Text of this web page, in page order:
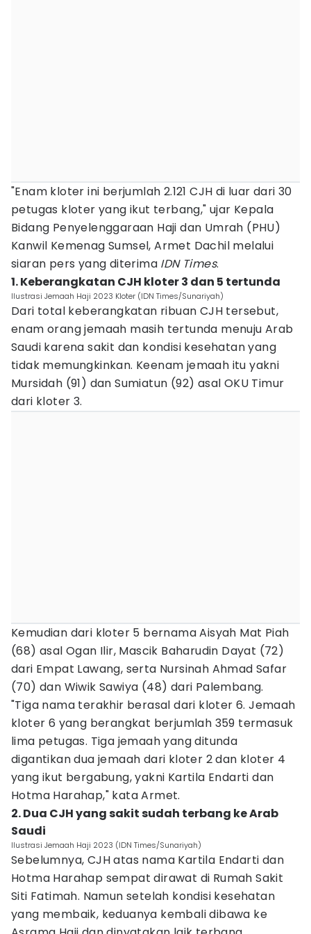
"Enam kloter ini berjumlah 2.121 CJH di luar dari 30
petugas kloter yang ikut terbang," ujar Kepala
Bidang Penyelenggaraan Haji dan Umrah (PHU)
Kanwil Kemenag Sumsel, Armet Dachil melalui
siaran pers yang diterima IDN Times.
1. Keberangkatan CJH kloter 3 dan 5 tertunda
Ilustrasi Jemaah Haji 2023 Kloter (IDN Times/Sunariyah)
Dari total keberangkatan ribuan CJH tersebut,
enam orang jemaah masih tertunda menuju Arab
Saudi karena sakit dan kondisi kesehatan yang
tidak memungkinkan. Keenam jemaah itu yakni
Mursidah (91) dan Sumiatun (92) asal OKU Timur
dari kloter 3.
Kemudian dari kloter 5 bernama Aisyah Mat Piah
(68) asal Ogan Ilir, Mascik Baharudin Dayat (72)
dari Empat Lawang, serta Nursinah Ahmad Safar
(70) dan Wiwik Sawiya (48) dari Palembang.
"Tiga nama terakhir berasal dari kloter 6. Jemaah
kloter 6 yang berangkat berjumlah 359 termasuk
lima petugas. Tiga jemaah yang ditunda
digantikan dua jemaah dari kloter 2 dan kloter 4
yang ikut bergabung, yakni Kartila Endarti dan
Hotma Harahap," kata Armet.
2. Dua CJH yang sakit sudah terbang ke Arab
Saudi
Ilustrasi Jemaah Haji 2023 (IDN Times/Sunariyah)
Sebelumnya, CJH atas nama Kartila Endarti dan
Hotma Harahap sempat dirawat di Rumah Sakit
Siti Fatimah. Namun setelah kondisi kesehatan
yang membaik, keduanya kembali dibawa ke